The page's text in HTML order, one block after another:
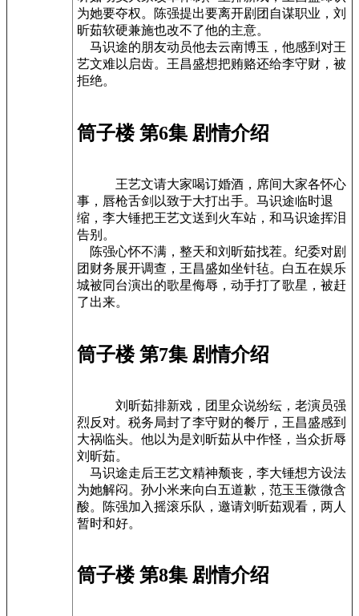
为她要夺权。陈强提出要离开剧团自谋职业，刘
昕茹软硬兼施也改不了他的主意。
马识途的朋友动员他去云南博玉，他感到对王
艺文难以启齿。王昌盛想把贿赂还给李守财，被
拒绝。
筒子楼 第6集 剧情介绍
王艺文请大家喝订婚酒，席间大家各怀心
事，唇枪舌剑以致于大打出手。马识途临时退
缩，李大锤把王艺文送到火车站，和马识途挥泪
告别。
陈强心怀不满，整天和刘昕茹找茬。纪委对剧
团财务展开调查，王昌盛如坐针毡。白五在娱乐
城被同台演出的歌星侮辱，动手打了歌星，被赶
了出来。
筒子楼 第7集 剧情介绍
刘昕茹排新戏，团里众说纷纭，老演员强
烈反对。税务局封了李守财的餐厅，王昌盛感到
大祸临头。他以为是刘昕茹从中作怪，当众折辱
刘昕茹。
马识途走后王艺文精神颓丧，李大锤想方设法
为她解闷。孙小米来向白五道歉，范玉玉微微含
酸。陈强加入摇滚乐队，邀请刘昕茹观看，两人
暂时和好。
筒子楼 第8集 剧情介绍